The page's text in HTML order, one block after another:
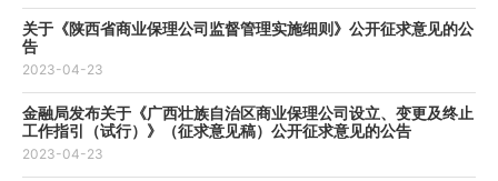
关于《陕西省商业保理公司监督管理实施细则》公开征求意见的公
告
2023-04-23
金融局发布关于《广西壮族自治区商业保理公司设立、变更及终止
工作指引（试行）》（征求意见稿）公开征求意见的公告
2023-04-23